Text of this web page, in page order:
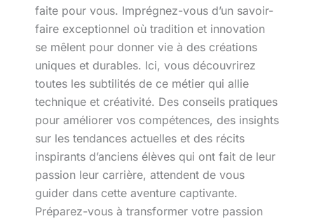
faite pour vous. Imprégnez-vous d’un savoir-
faire exceptionnel où tradition et innovation
se mêlent pour donner vie à des créations
uniques et durables. Ici, vous découvrirez
toutes les subtilités de ce métier qui allie
technique et créativité. Des conseils pratiques
pour améliorer vos compétences, des insights
sur les tendances actuelles et des récits
inspirants d’anciens élèves qui ont fait de leur
passion leur carrière, attendent de vous
guider dans cette aventure captivante.
Préparez-vous à transformer votre passion